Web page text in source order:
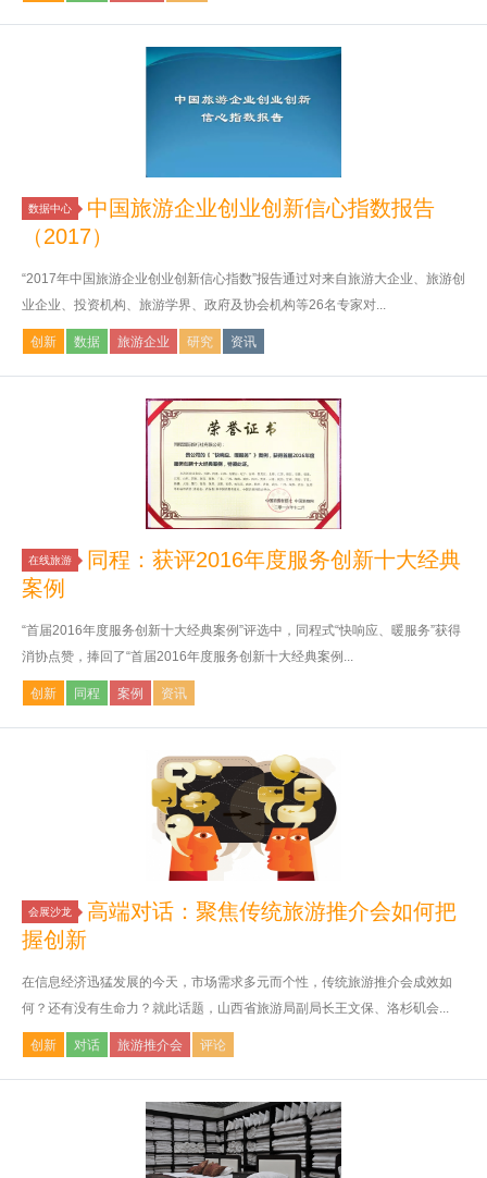
数据中心
中国旅游企业创业创新信心指数报告
（2017）
“2017年中国旅游企业创业创新信心指数”报告通过对来自旅游大企业、旅游创
业企业、投资机构、旅游学界、政府及协会机构等26名专家对...
创新 数据 旅游企业 研究 资讯
在线旅游
同程：获评2016年度服务创新十大经典
案例
“首届2016年度服务创新十大经典案例”评选中，同程式“快响应、暖服务”获得
消协点赞，捧回了“首届2016年度服务创新十大经典案例...
创新 同程 案例 资讯
会展沙龙
高端对话：聚焦传统旅游推介会如何把
握创新
在信息经济迅猛发展的今天，市场需求多元而个性，传统旅游推介会成效如
何？还有没有生命力？就此话题，山西省旅游局副局长王文保、洛杉矶会...
创新 对话 旅游推介会 评论